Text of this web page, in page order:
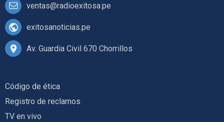
ventas@radioexitosa.pe
exitosanoticias.pe
Av. Guardia Civil 670 Chorrillos
Código de ética
Registro de reclamos
TV en vivo